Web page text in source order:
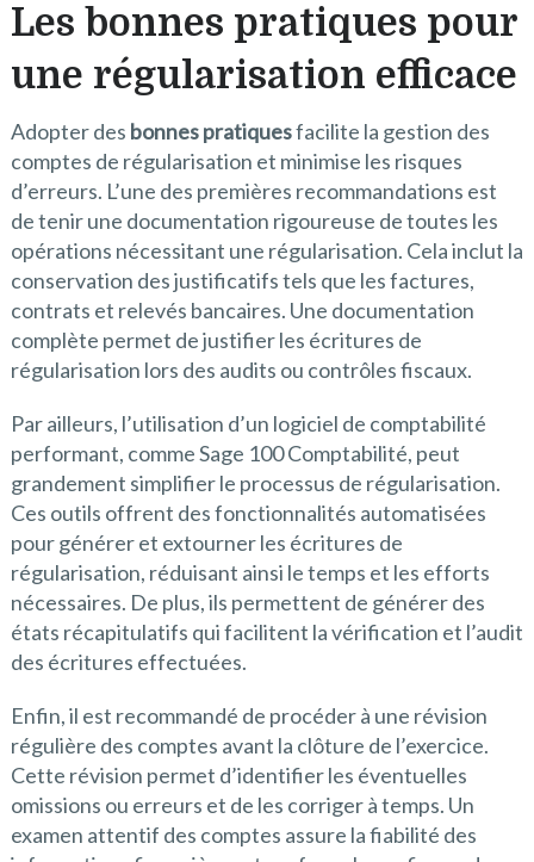
Les bonnes pratiques pour
une régularisation efficace
Adopter des bonnes pratiquesfacilite la gestion des
comptes de régularisation et minimise les risques
d’erreurs. L’une des premières recommandations est
de tenir une documentation rigoureuse de toutes les
opérations nécessitant une régularisation. Cela inclut la
conservation des justificatifs tels que les factures,
contrats et relevés bancaires. Une documentation
complète permet de justifier les écritures de
régularisation lors des audits ou contrôles fiscaux.
Par ailleurs, l’utilisation d’un logiciel de comptabilité
performant, comme Sage 100 Comptabilité, peut
grandement simplifier le processus de régularisation.
Ces outils offrent des fonctionnalités automatisées
pour générer et extourner les écritures de
régularisation, réduisant ainsi le temps et les efforts
nécessaires. De plus, ils permettent de générer des
états récapitulatifs qui facilitent la vérification et l’audit
des écritures effectuées.
Enfin, il est recommandé de procéder à une révision
régulière des comptes avant la clôture de l’exercice.
Cette révision permet d’identifier les éventuelles
omissions ou erreurs et de les corriger à temps. Un
examen attentif des comptes assure la fiabilité des